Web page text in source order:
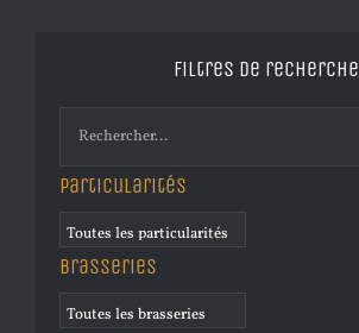
Filtres de recherche
Particularités
Brasseries